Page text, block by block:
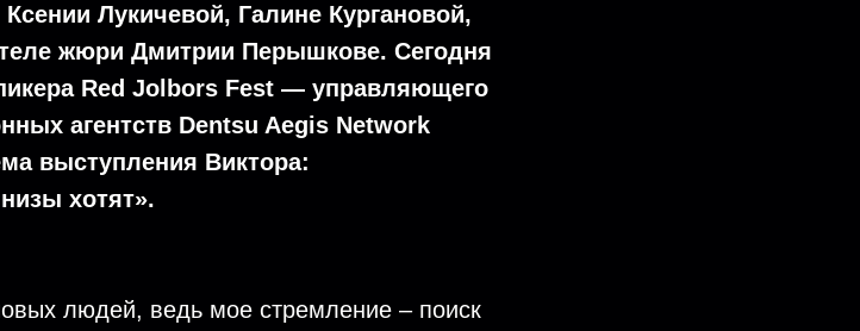
Лукичевой, Галине Кургановой,
жюри Дмитрии Перышкове. Сегодня
Red Jolbors Fest — управляющего
агентств Dentsu Aegis Network
выступления Виктора:
хотят».
людей, ведь мое стремление – поиск